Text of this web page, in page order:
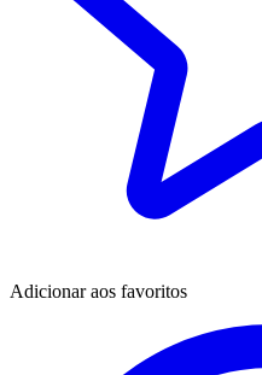
Adicionar aos favoritos